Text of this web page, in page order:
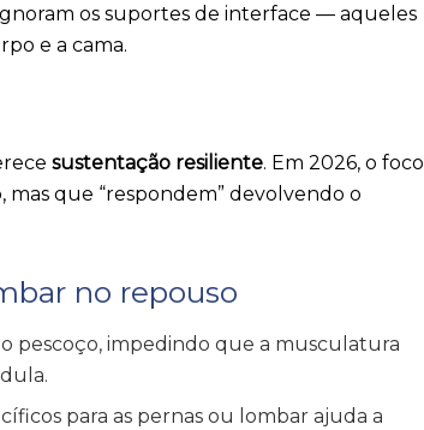
os suportes de interface — aqueles
e a cama.
sustentação resiliente. Em 2026, o foco
mas que “respondem” devolvendo o
no repouso
pescoço, impedindo que a musculatura
para as pernas ou lombar ajuda a